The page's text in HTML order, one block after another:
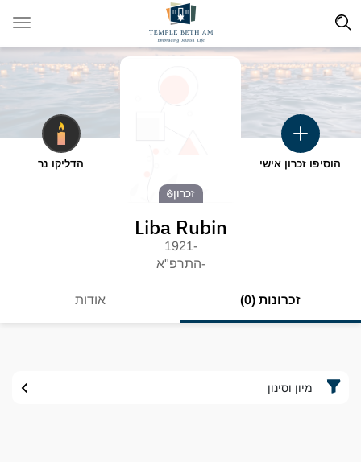
הוסיפו זכרון אישי
זכרון
הדליקו נר
Liba Rubin
-1921
-התרפ"א
זכרונות (0) אודות
מיון וסינון